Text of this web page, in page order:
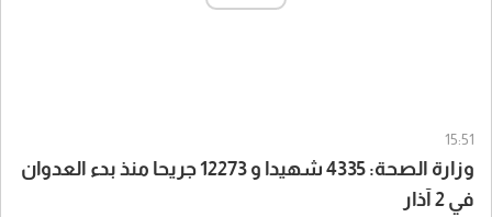
15:51
وزارة الصحة: 4335 شهيدا و 12273 جريحا منذ بدء العدوان
في 2 آذار